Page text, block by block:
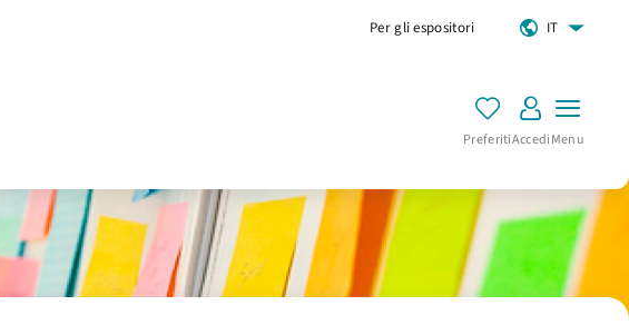
Per gli espositori IT
PreferitiAccediMenu